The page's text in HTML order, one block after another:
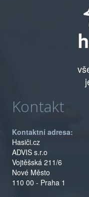
Kontakt
Kontaktní adresa:
Hasiči.cz
ADVIS s.r.o
Vojtěšská 211/6
Nové Město
110 00 - Praha 1